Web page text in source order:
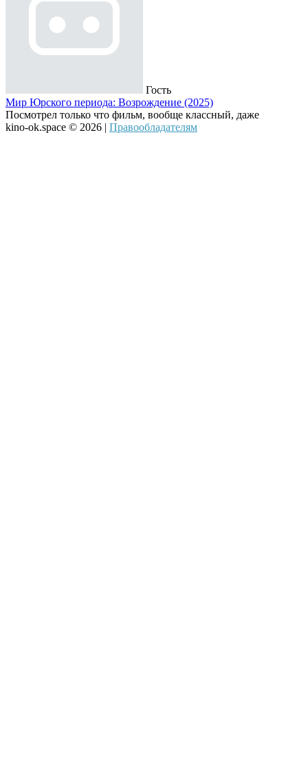
Гость
Мир Юрского периода: Возрождение (2025)
Посмотрел только что фильм, вообще классный, даже
kino-ok.space © 2026 | Правообладателям